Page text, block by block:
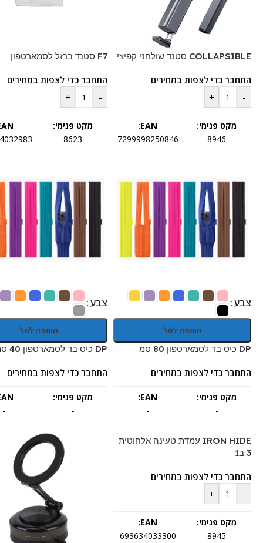
COLLAPSIBLE סטנד שולחני קפיצי
התחבר כדי לצפות במחירים
-
+
מקט פנימי:
8946
EAN:
7299998250846
F7 סטנד ברזל לסמארטפון
התחבר כדי לצפות במחירים
-
+
מקט פנימי:
8623
צבע
הוספה לסל
DP כיס בד לסמארטפון 80 סמ
התחבר כדי לצפות במחירים
מקט פנימי:
-
EAN:
-
צבע
הוספה לסל
DP כיס בד לסמארטפון 40 סמ
התחבר כדי לצפות במחירים
מקט פנימי:
-
-
IRON HIDE עמדת טעינה אלחוטית
3 ב1
התחבר כדי לצפות במחירים
-
+
מקט פנימי:
8945
EAN:
693634033300